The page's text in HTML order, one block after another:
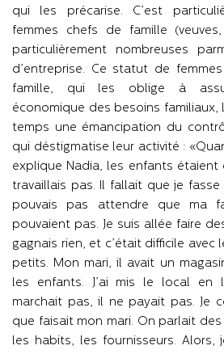
qui les précarise. C’est
femmes chefs de famille
particulièrement nombreuses
d’entreprise. Ce statut de
famille, qui les oblige à
économique des besoins familiaux,
temps une émancipation du
qui déstigmatise leur activité :
explique Nadia, les enfants
travaillais pas. Il fallait que je fasse
pouvais pas attendre que ma
pouvaient pas. Je suis allée faire
gagnais rien, et c’était difficile
petits. Mon mari, il avait un
les enfants. J’ai mis le local en
marchait pas, il ne payait pas. Je
que faisait mon mari. On parlait des
les habits, les fournisseurs. Alors,